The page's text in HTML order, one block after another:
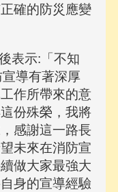
確的防災應變
表示:「不知
導有著深厚
作所帶來的意
份殊榮，我將
感謝這一路長
未來在消防宣
做大家最強大
身的宣導經驗